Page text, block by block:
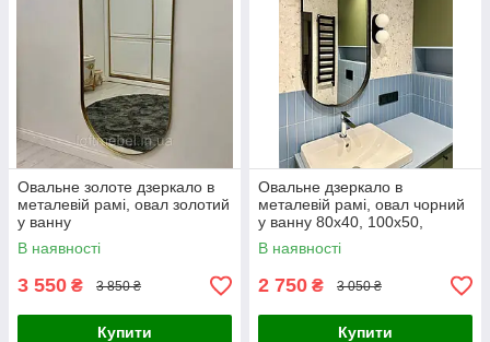
Овальне золоте дзеркало в
металевій рамі, овал золотий
у ванну
В наявності
3 550 ₴ 3 850 ₴
Купити
Овальне дзеркало в
металевій рамі, овал чорний
у ванну 80х40, 100х50,
120х60 см
В наявності
2 750 ₴ 3 050 ₴
Купити